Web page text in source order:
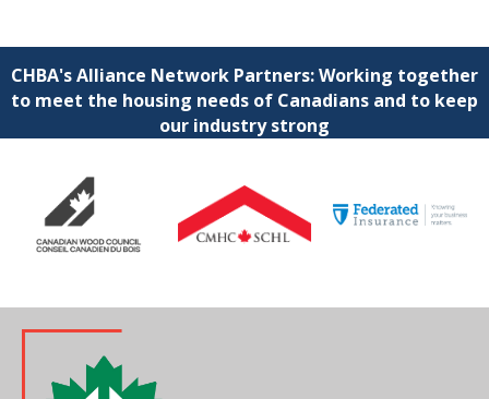
CHBA's Alliance Network Partners: Working together
to meet the housing needs of Canadians and to keep
our industry strong